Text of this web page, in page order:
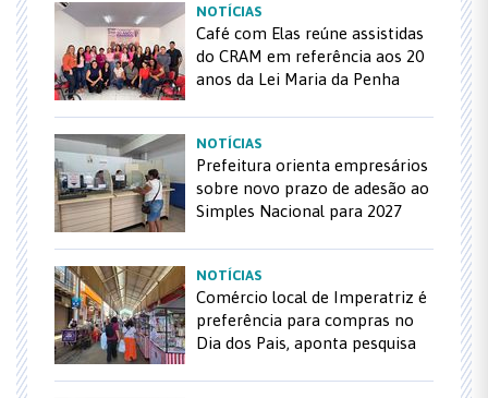
NOTÍCIAS
Café com Elas reúne assistidas
do CRAM em referência aos 20
anos da Lei Maria da Penha
NOTÍCIAS
Prefeitura orienta empresários
sobre novo prazo de adesão ao
Simples Nacional para 2027
NOTÍCIAS
Comércio local de Imperatriz é
preferência para compras no
Dia dos Pais, aponta pesquisa